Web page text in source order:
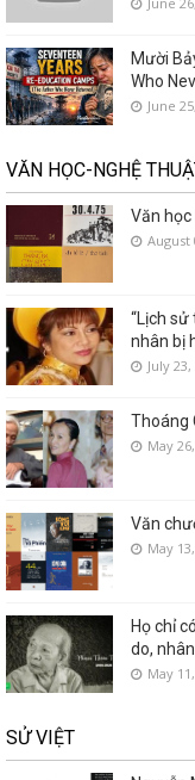
Mười
Who
June
VĂN HỌC-NGHỆ
Văn
August
“Lịch
nhân bị
July
Thoáng
May
Văn
May
Họ chỉ
do,
May
SỬ VIỆT